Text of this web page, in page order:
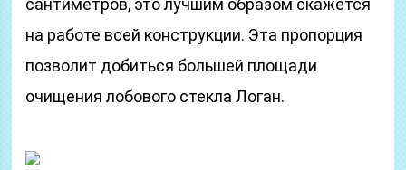
сантиметров, это лучшим образом скажется
на работе всей конструкции. Эта пропорция
позволит добиться большей площади
очищения лобового стекла Логан.